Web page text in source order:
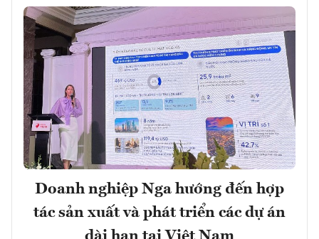
Doanh nghiệp Nga hướng đến hợp
tác sản xuất và phát triển các dự án